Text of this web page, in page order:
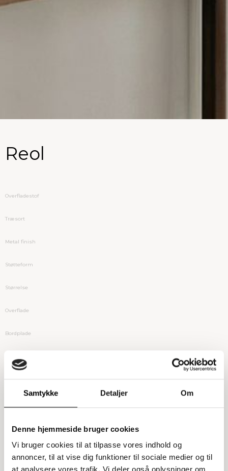
Samtykke Detaljer Om
Denne hjemmeside bruger cookies
Vi bruger cookies til at tilpasse vores indhold og
annoncer, til at vise dig funktioner til sociale medier og til
Reol
Overfladestof
Træsort
Metal finish
Støtteform
Størrelse
Overflade
Bordplade